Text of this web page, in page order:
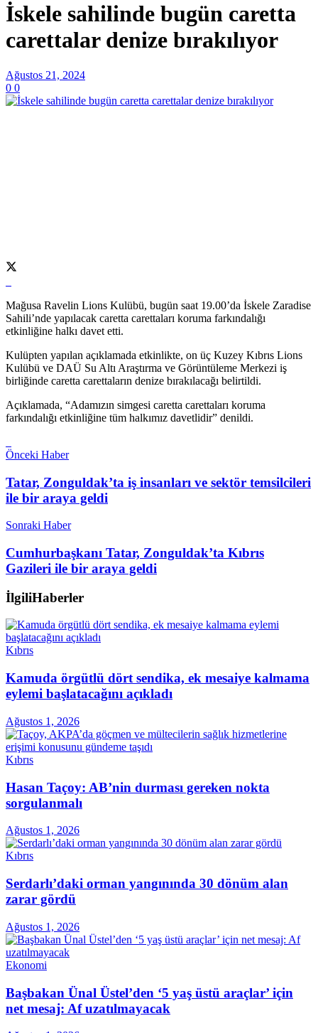
İskele sahilinde bugün caretta
carettalar denize bırakılıyor
Ağustos 21, 2024
0 0
Mağusa Ravelin Lions Kulübü, bugün saat 19.00’da İskele Zaradise
Sahili’nde yapılacak caretta carettaları koruma farkındalığı
etkinliğine halkı davet etti.
Kulüpten yapılan açıklamada etkinlikte, on üç Kuzey Kıbrıs Lions
Kulübü ve DAÜ Su Altı Araştırma ve Görüntüleme Merkezi iş
birliğinde caretta carettaların denize bırakılacağı belirtildi.
Açıklamada, “Adamızın simgesi caretta carettaları koruma
farkındalığı etkinliğine tüm halkımız davetlidir” denildi.
Önceki Haber
Tatar, Zonguldak’ta iş insanları ve sektör temsilcileri
ile bir araya geldi
Sonraki Haber
Cumhurbaşkanı Tatar, Zonguldak’ta Kıbrıs
Gazileri ile bir araya geldi
İlgiliHaberler
Kıbrıs
Kamuda örgütlü dört sendika, ek mesaiye kalmama
eylemi başlatacağını açıkladı
Ağustos 1, 2026
Kıbrıs
Hasan Taçoy: AB’nin durması gereken nokta
sorgulanmalı
Ağustos 1, 2026
Kıbrıs
Serdarlı’daki orman yangınında 30 dönüm alan
zarar gördü
Ağustos 1, 2026
Ekonomi
Başbakan Ünal Üstel’den ‘5 yaş üstü araçlar’ için
net mesaj: Af uzatılmayacak